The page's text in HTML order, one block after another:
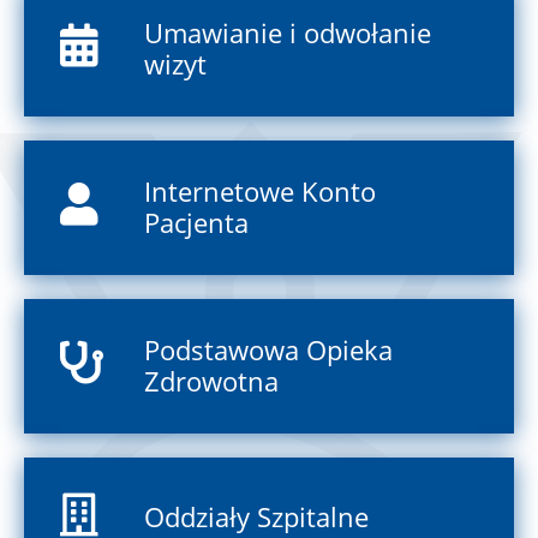
Umawianie i odwołanie
wizyt
Internetowe Konto
Pacjenta
Podstawowa Opieka
Zdrowotna
Oddziały Szpitalne